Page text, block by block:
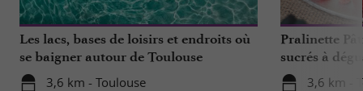
Les lacs, bases de loisirs et endroits où
se baigner autour de Toulouse
3,6 km - Toulouse
Pralinette
sucrés à
de Toulouse
3,6 km -